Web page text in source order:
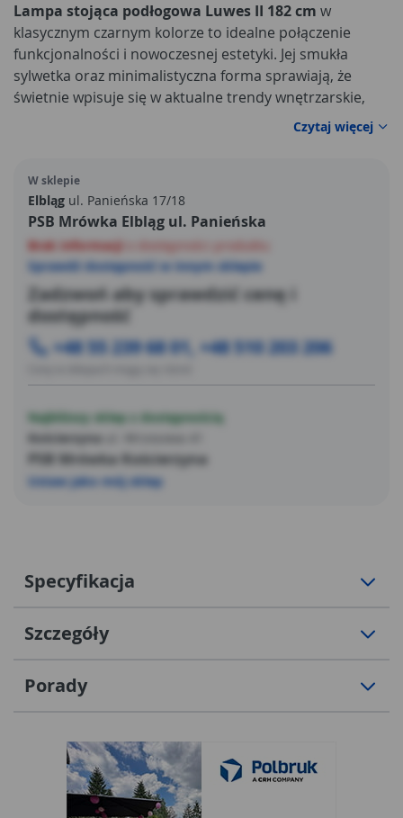
Lampa stojąca podłogowa Luwes II 182 cm w
klasycznym czarnym kolorze to idealne połączenie
funkcjonalności i nowoczesnej estetyki. Jej smukła
sylwetka oraz minimalistyczna forma sprawiają, że
świetnie wpisuje się w aktualne trendy wnętrzarskie,
pasując do aranżacji w stylu loft, industrialnym,
skandynawskim czy nowoczesnym. To oświetlenie,
również stanowi atrakcyjny element dekoracyjny.
Czytaj więcej
W sklepie
Elbląg ul. Panieńska 17/18
PSB Mrówka Elbląg ul. Panieńska
Brak informacji
Sprawdź dostępność w innym sklepie
Zadzwoń aby sprawdzić cenę i
dostępność
+48 55 239 68 01, +48 510 203 206
Najbliższy sklep z dostępnością
Kościerzyna
PSB Mrówka Kościerzyna
Ustaw jako mój sklep
Specyfikacja
Szczegóły
Porady